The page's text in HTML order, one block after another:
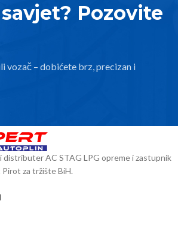
Pozovite
vozač – dobićete brz, precizan i
distributer AC STAG LPG opreme i zastupnik
za tržište BiH.